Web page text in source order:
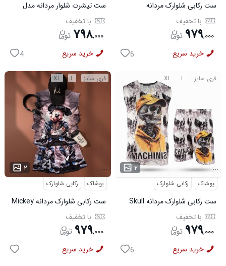
ست تیشرت شلوار مردانه مدل
Adidas کد 6569با تخفیف
۷۹۸,۰۰۰
خرید سریع 4
ست رکابی شلوارک مردانه
Lion_Black مدل 3997
با تخفیف
۹۷۹,۰۰۰
خرید سریع 6
فری سایز L
XL
۲ ...
پوشاک رکابی شلوارک
ست رکابی شلوارک مردانه Mickey
مدل 3996 با تخفیف
۹۷۹,۰۰۰
خرید سریع
فری سایز L
XL
۲ ...
پوشاک رکابی شلوارک
ست رکابی شلوارک مردانه Skull
مدل 3995 با تخفیف
۹۷۹,۰۰۰
خرید سریع 6